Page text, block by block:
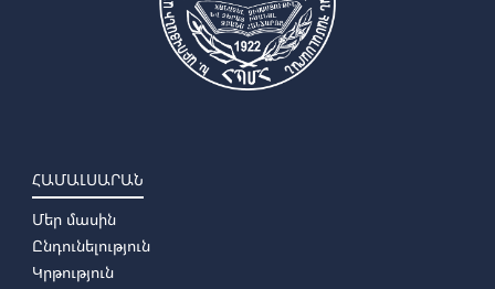
ՀԱՄԱԼՍԱՐԱՆ
Մեր մասին
Ընդունելություն
Կրթություն